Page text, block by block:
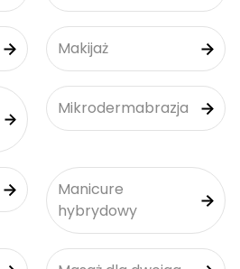
Makijaż
Mikrodermabrazja
Manicure
hybrydowy